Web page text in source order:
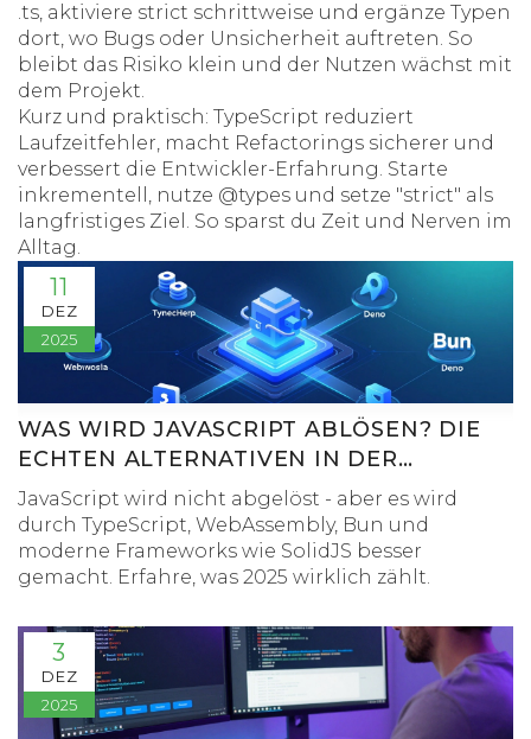
.ts, aktiviere strict schrittweise und ergänze Typen
dort, wo Bugs oder Unsicherheit auftreten. So
bleibt das Risiko klein und der Nutzen wächst mit
dem Projekt.
Kurz und praktisch: TypeScript reduziert
Laufzeitfehler, macht Refactorings sicherer und
verbessert die Entwickler-Erfahrung. Starte
inkrementell, nutze @types und setze "strict" als
langfristiges Ziel. So sparst du Zeit und Nerven im
Alltag.
11
DEZ
2025
WAS WIRD JAVASCRIPT ABLÖSEN? DIE
ECHTEN ALTERNATIVEN IN DER
WEBENTWICKLUNG 2025
JavaScript wird nicht abgelöst - aber es wird
durch TypeScript, WebAssembly, Bun und
moderne Frameworks wie SolidJS besser
gemacht. Erfahre, was 2025 wirklich zählt.
3
DEZ
2025